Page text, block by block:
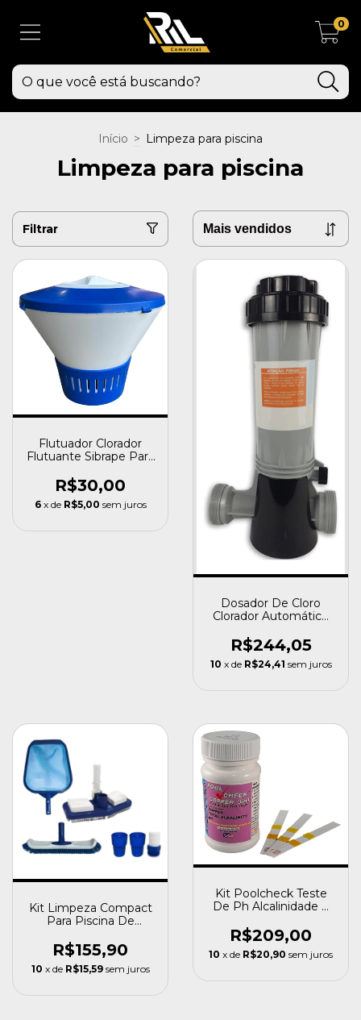
0
Início > Limpeza para piscina
Limpeza para piscina
Filtrar
Flutuador Clorador
Flutuante Sibrape Para
R$30,00
6 x de R$5,00 sem juros
Dosador De Cloro
Clorador Automático
R$244,05
10 x de R$24,41 sem juros
Kit Limpeza Compact
Para Piscina De
R$155,90
10 x de R$15,59 sem juros
Kit Poolcheck Teste
De Ph Alcalinidade E
R$209,00
10 x de R$20,90 sem juros